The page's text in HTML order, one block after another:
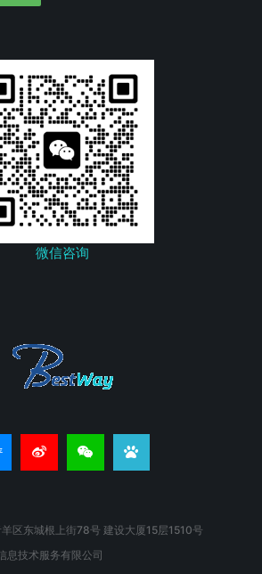
微信咨询
区东城根上街78号 建设大厦15层1510号
息技术服务有限公司